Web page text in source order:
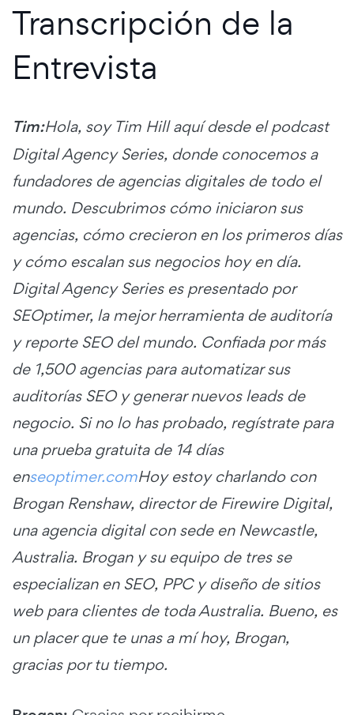
Transcripción de la
Entrevista
Tim:Hola, soy Tim Hill aquí desde el podcast
Digital Agency Series, donde conocemos a
fundadores de agencias digitales de todo el
mundo. Descubrimos cómo iniciaron sus
agencias, cómo crecieron en los primeros días
y cómo escalan sus negocios hoy en día.
Digital Agency Series es presentado por
SEOptimer, la mejor herramienta de auditoría
y reporte SEO del mundo. Confiada por más
de 1,500 agencias para automatizar sus
auditorías SEO y generar nuevos leads de
negocio. Si no lo has probado, regístrate para
una prueba gratuita de 14 días
enseoptimer.comHoy estoy charlando con
Brogan Renshaw, director de Firewire Digital,
una agencia digital con sede en Newcastle,
Australia. Brogan y su equipo de tres se
especializan en SEO, PPC y diseño de sitios
web para clientes de toda Australia. Bueno, es
un placer que te unas a mí hoy, Brogan,
gracias por tu tiempo.